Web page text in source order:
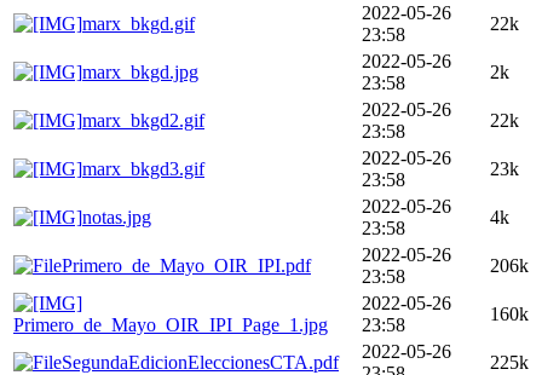
marx_bkgd.gif
2022-05-26
23:58
22k
marx_bkgd.jpg
2022-05-26
23:58
2k
marx_bkgd2.gif
2022-05-26
23:58
22k
marx_bkgd3.gif
2022-05-26
23:58
23k
notas.jpg
2022-05-26
23:58
4k
Primero_de_Mayo_OIR_IPI.pdf
2022-05-26
23:58
206k
Primero_de_Mayo_OIR_IPI_Page_1.jpg
2022-05-26
23:58
160k
SegundaEdicionEleccionesCTA.pdf
2022-05-26
225k